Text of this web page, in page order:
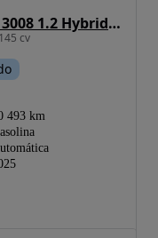
Peugeot 3008 1.2 Hybrid Allure e-DCS6
cv
493 km